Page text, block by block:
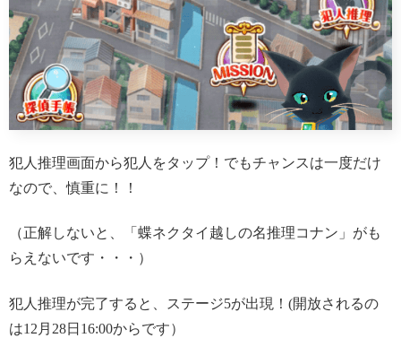
犯人推理画面から犯人をタップ！でもチャンスは一度だけ
なので、慎重に！！
（正解しないと、「蝶ネクタイ越しの名推理コナン」がも
らえないです・・・）
犯人推理が完了すると、ステージ5が出現！(開放されるの
は12月28日16:00からです）